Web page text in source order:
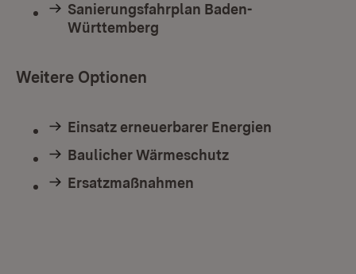
Sanierungsfahrplan Baden-
Württemberg
Weitere Optionen
Einsatz erneuerbarer Energien
Baulicher Wärmeschutz
Ersatzmaßnahmen